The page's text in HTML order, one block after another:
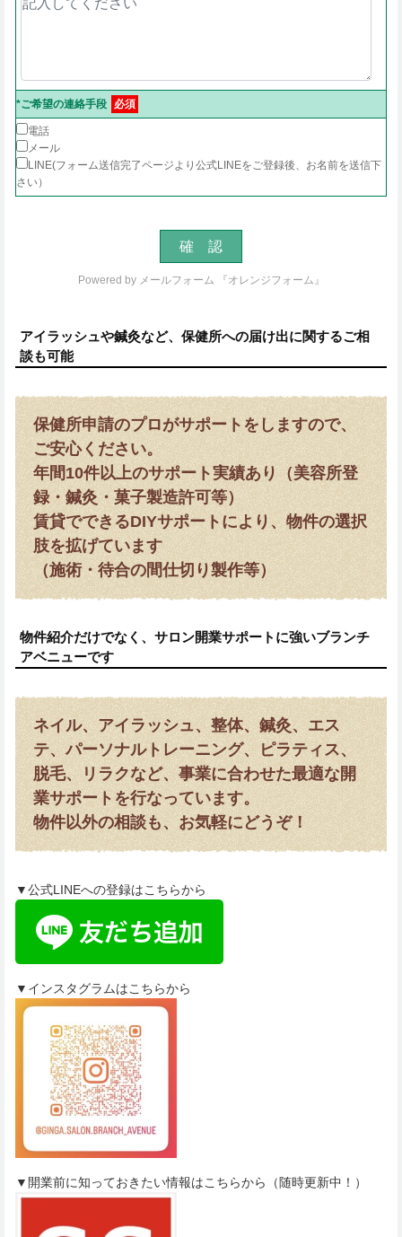
*ご希望の連絡手段 必須
電話
メール
LINE(フォーム送信完了ページより公式LINEをご登録後、お名前を送信下
さい）
Powered by メールフォーム 『オレンジフォーム』
アイラッシュや鍼灸など、保健所への届け出に関するご相
談も可能
保健所申請のプロがサポートをしますので、
ご安心ください。
年間10件以上のサポート実績あり（美容所登
録・鍼灸・菓子製造許可等）
賃貸でできるDIYサポートにより、物件の選択
肢を拡げています
（施術・待合の間仕切り製作等）
物件紹介だけでなく、サロン開業サポートに強いブランチ
アベニューです
ネイル、アイラッシュ、整体、鍼灸、エス
テ、パーソナルトレーニング、ピラティス、
脱毛、リラクなど、事業に合わせた最適な開
業サポートを行なっています。
物件以外の相談も、お気軽にどうぞ！
▼公式LINEへの登録はこちらから
▼インスタグラムはこちらから
▼開業前に知っておきたい情報はこちらから（随時更新中！）